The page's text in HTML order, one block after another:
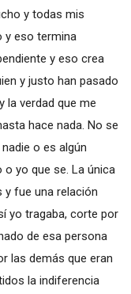
y todas mis
y eso termina
y eso crea
y justo han pasado
la verdad que me
hace nada. No se
o es algún
yo que se. La única
fue una relación
yo tragaba, corte por
de esa persona
las demás que eran
la indiferencia